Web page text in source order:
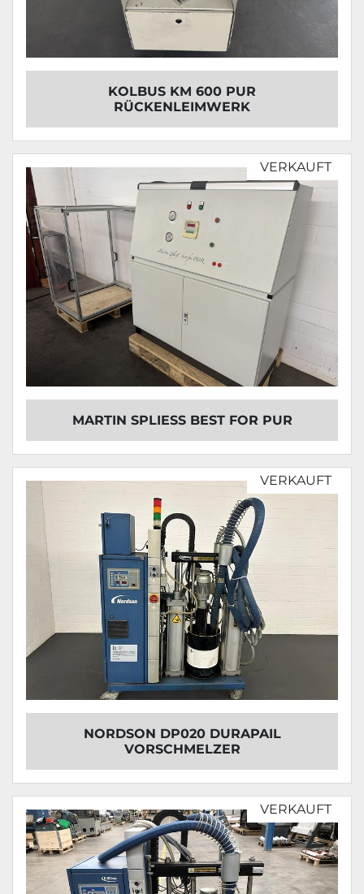
KOLBUS KM 600 PUR
RÜCKENLEIMWERK
VERKAUFT
MARTIN SPLIESS BEST FOR PUR
VERKAUFT
NORDSON DP020 DURAPAIL
VORSCHMELZER
VERKAUFT